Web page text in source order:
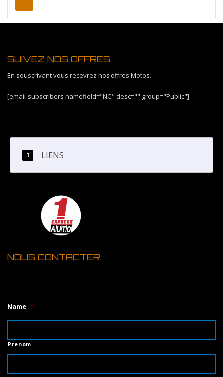
SUIVEZ NOS OFFRES
En souscrivant vous recevrez nos offres Motos.
[email-subscribers namefield="NO" desc="" group="Public"]
LIENS
NOUS CONTACTER
Name *
Prenom